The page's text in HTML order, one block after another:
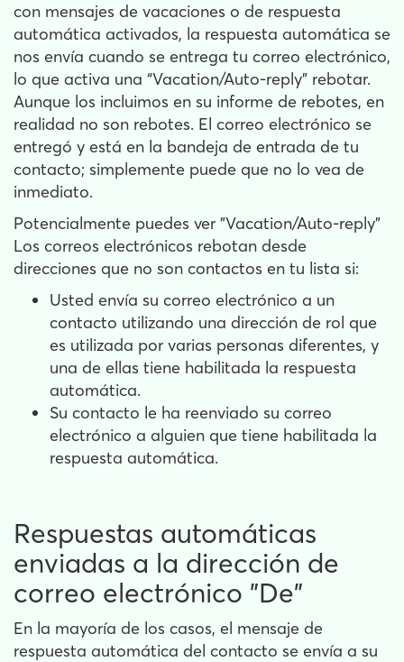
con mensajes de vacaciones o de respuesta
automática activados, la respuesta automática se
nos envía cuando se entrega tu correo electrónico,
lo que activa una “Vacation/Auto-reply” rebotar.
Aunque los incluimos en su informe de rebotes, en
realidad no son rebotes. El correo electrónico se
entregó y está en la bandeja de entrada de tu
contacto; simplemente puede que no lo vea de
inmediato.
Potencialmente puedes ver "Vacation/Auto-reply"
Los correos electrónicos rebotan desde
direcciones que no son contactos en tu lista si:
Usted envía su correo electrónico a un
contacto utilizando una dirección de rol que
es utilizada por varias personas diferentes, y
una de ellas tiene habilitada la respuesta
automática.
Su contacto le ha reenviado su correo
electrónico a alguien que tiene habilitada la
respuesta automática.
Respuestas automáticas
enviadas a la dirección de
correo electrónico "De"
En la mayoría de los casos, el mensaje de
respuesta automática del contacto se envía a su